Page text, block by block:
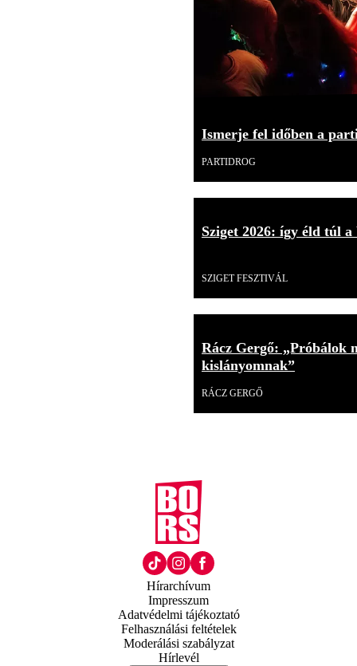
Ismerje fel időben a
PARTIDROG
Sziget 2026: így éld túl
SZIGET FESZTIVÁL
Rácz Gergő: „Próbálok
kislányomnak”
RÁCZ GERGŐ
Hírarchívum
Impresszum
Adatvédelmi tájékoztató
Felhasználási feltételek
Moderálási szabályzat
Hírlevél